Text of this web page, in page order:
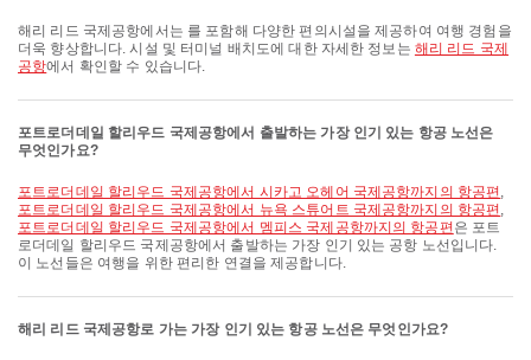
해리 리드 국제공항에서는 를 포함해 다양한 편의시설을 제공하여 여행 경험을
더욱 향상합니다. 시설 및 터미널 배치도에 대한 자세한 정보는 해리 리드 국제
공항에서 확인할 수 있습니다.
포트로더데일 할리우드 국제공항에서 출발하는 가장 인기 있는 항공 노선은
무엇인가요?
포트로더데일 할리우드 국제공항에서 시카고 오헤어 국제공항까지의 항공편 ,
포트로더데일 할리우드 국제공항에서 뉴욕 스튜어트 국제공항까지의 항공편 ,
포트로더데일 할리우드 국제공항에서 멤피스 국제공항까지의 항공편 은 포트
로더데일 할리우드 국제공항에서 출발하는 가장 인기 있는 공항 노선입니다.
이 노선들은 여행을 위한 편리한 연결을 제공합니다.
해리 리드 국제공항로 가는 가장 인기 있는 항공 노선은 무엇인가요?